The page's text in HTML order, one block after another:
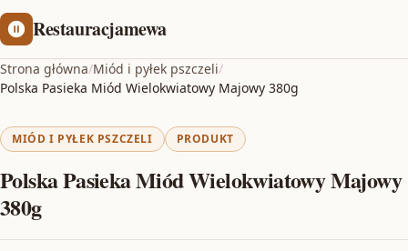
Restauracjamewa
Strona główna/Miód i pyłek pszczeli/
Polska Pasieka Miód Wielokwiatowy Majowy 380g
MIÓD I PYŁEK PSZCZELI PRODUKT
Polska Pasieka Miód Wielokwiatowy Majowy
380g